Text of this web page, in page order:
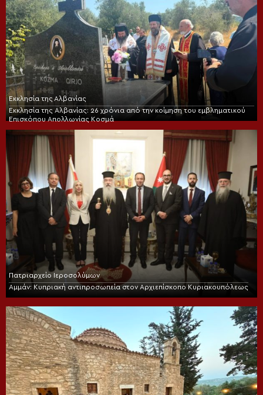
Εκκλησία της Αλβανίας
Εκκλησία της Αλβανίας: 26 χρόνια από την κοίμηση του εμβληματικού
Επισκόπου Απολλωνίας Κοσμά
Πατριαρχείο Ιεροσολύμων
Αμμάν: Κυπριακή αντιπροσωπεία στον Αρχιεπίσκοπο Κυριακουπόλεως